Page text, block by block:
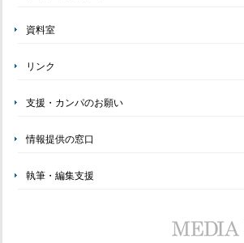
資料室
リンク
支援・カンパのお願い
情報提供の窓口
執筆・編集支援